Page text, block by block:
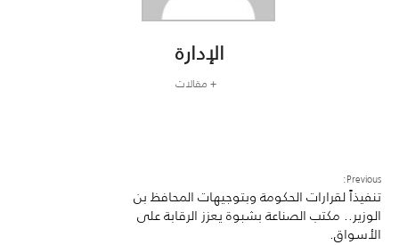
الإدارة
+ مقالات
Previous:
تنفيذاً لقرارات الحكومة وبتوجيهات المحافظ بن
الوزير.. مكتب الصناعة بشبوة يعزز الرقابة على
الأسواق.